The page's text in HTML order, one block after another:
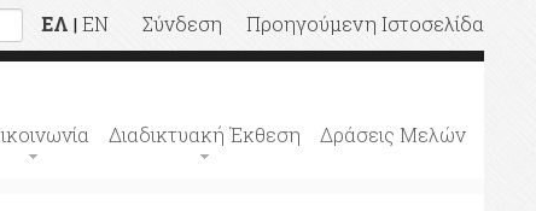
ΕΛ | EN Σύνδεση Προηγούμενη Ιστοσελίδα
Διαδικτυακή Έκθεση Δράσεις Μελών